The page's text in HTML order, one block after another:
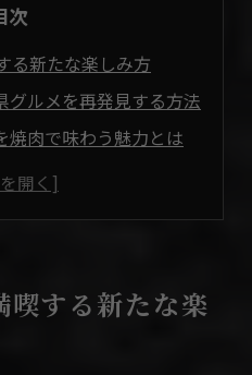
次
る新たな楽しみ方
グルメを再発見する方法
焼肉で味わう魅力とは
県で試すべきポイント
する香川県の魅力
する香川県の個性
喫する新たな楽